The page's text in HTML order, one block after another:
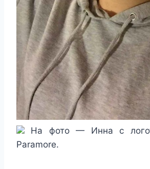
На фото — Инна с
Paramore.